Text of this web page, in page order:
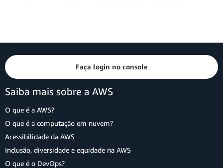
Faça login no console
Saiba mais sobre a AWS
O que é a AWS?
O que é a computação em nuvem?
Acessibilidade da AWS
Inclusão, diversidade e equidade na AWS
O que é o DevOps?